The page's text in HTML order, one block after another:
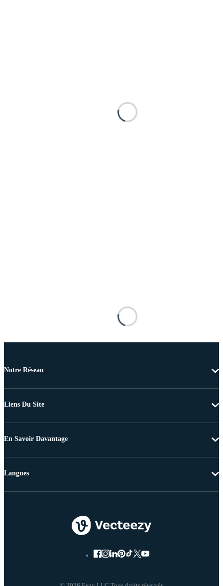
Notre Réseau
Liens Du Site
En Savoir Davantage
Langues